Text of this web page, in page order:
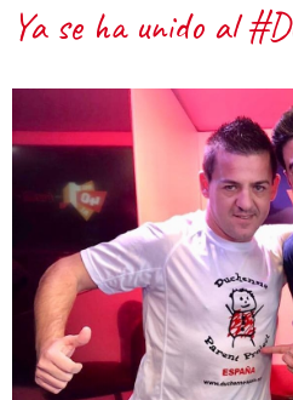
Ya se ha unido al